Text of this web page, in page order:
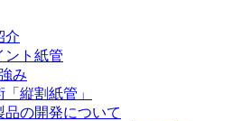
介
ント紙管
み
「縦割紙管」
品の開発について